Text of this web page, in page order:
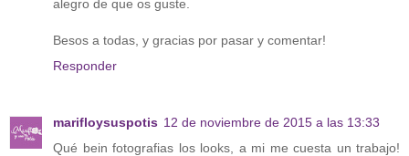
alegro de que os guste.
Besos a todas, y gracias por pasar y comentar!
Responder
marifloysuspotis 12 de noviembre de 2015 a las 13:33
Qué bein fotografias los looks, a mi me cuesta un trabajo!